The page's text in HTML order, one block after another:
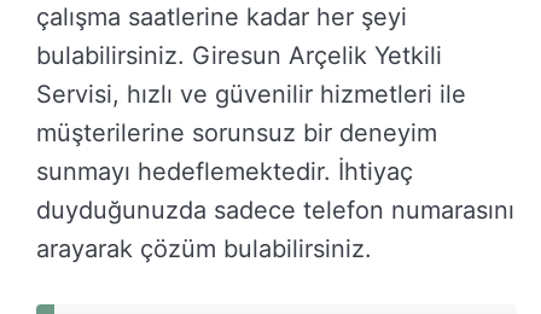
çalışma saatlerine kadar her şeyi
bulabilirsiniz. Giresun Arçelik Yetkili
Servisi, hızlı ve güvenilir hizmetleri ile
müşterilerine sorunsuz bir deneyim
sunmayı hedeflemektedir. İhtiyaç
duyduğunuzda sadece telefon numarasını
arayarak çözüm bulabilirsiniz.